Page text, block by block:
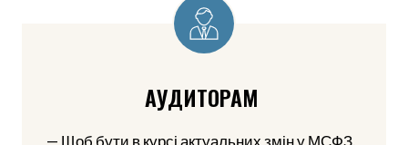
АУДИТОРАМ
— Щоб бути в курсі актуальних змін у МСФЗ,